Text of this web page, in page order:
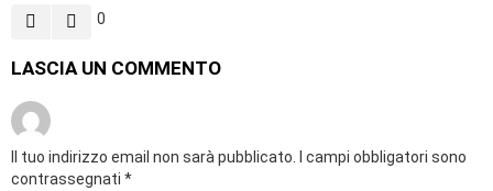
0
LASCIA UN COMMENTO
Il tuo indirizzo email non sarà pubblicato. I campi obbligatori sono
contrassegnati *